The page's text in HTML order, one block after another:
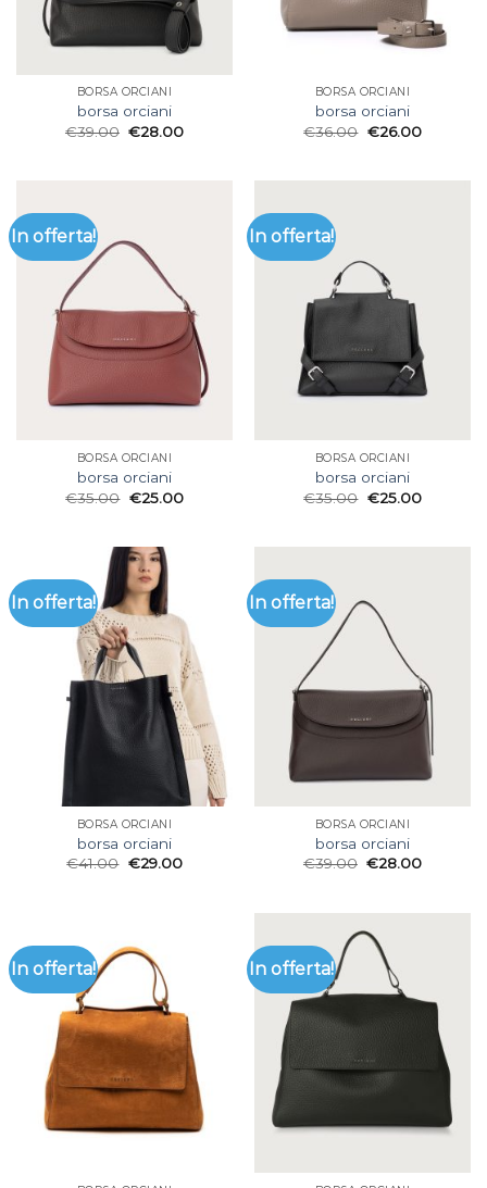
BORSA ORCIANI
borsa orciani
€39.00 €28.00
BORSA ORCIANI
borsa orciani
€36.00 €26.00
In offerta!
BORSA ORCIANI
borsa orciani
€35.00 €25.00
In offerta!
BORSA ORCIANI
borsa orciani
€35.00 €25.00
In offerta!
BORSA ORCIANI
borsa orciani
€41.00 €29.00
In offerta!
BORSA ORCIANI
borsa orciani
€39.00 €28.00
In offerta! In offerta!